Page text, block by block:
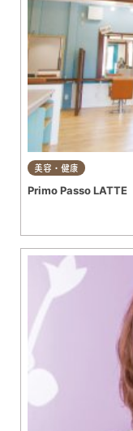
美容・健康
Primo Passo LATTE